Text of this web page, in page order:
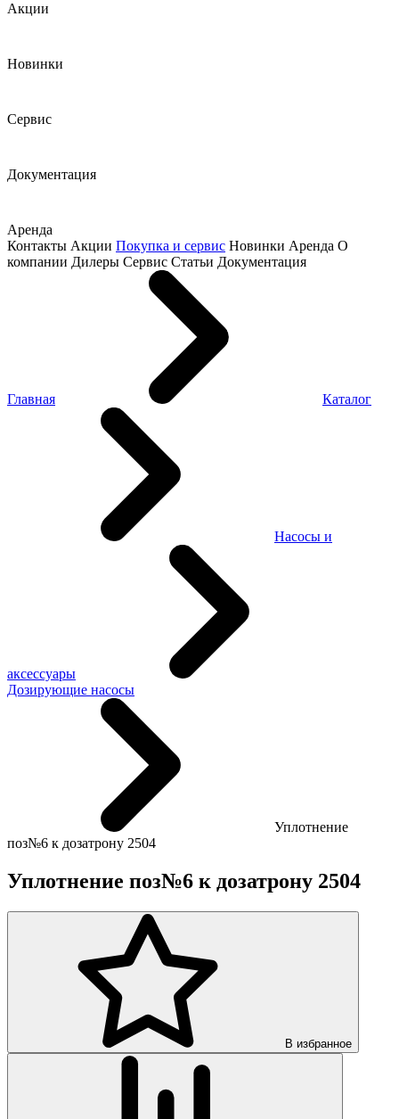
Акции
Новинки
Сервис
Документация
Аренда
Контакты Акции Покупка и сервис Новинки Аренда О
компании Дилеры Сервис Статьи Документация
Главная Каталог
Насосы и
аксессуары
Дозирующие насосы
Уплотнение
поз№6 к дозатрону 2504
Уплотнение поз№6 к дозатрону 2504
В избранное